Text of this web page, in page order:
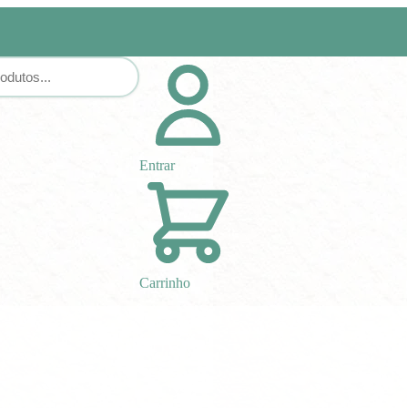
Entrar
Carrinho